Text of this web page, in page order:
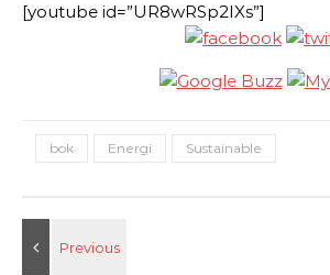
[youtube id=”UR8wRSp2IXs”]
bok Energi Sustainable